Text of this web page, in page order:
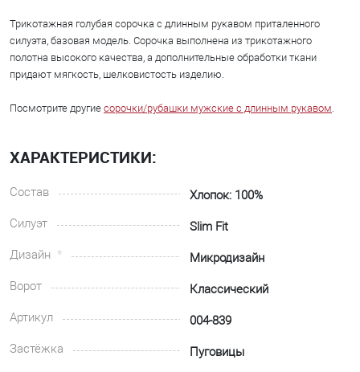
Трикотажная голубая сорочка с длинным рукавом приталенного
силуэта, базовая модель. Сорочка выполнена из трикотажного
полотна высокого качества, а дополнительные обработки ткани
придают мягкость, шелковистость изделию.
Посмотрите другие сорочки/рубашки мужские с длинным рукавом.
ХАРАКТЕРИСТИКИ:
Состав
Хлопок: 100%
Силуэт
Slim Fit
Дизайн
Микродизайн
Ворот
Классический
Артикул
004-839
Застёжка
Пуговицы